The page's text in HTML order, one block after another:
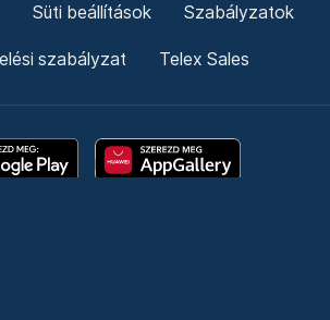
Süti beállítások Szabályzatok
szabályzat Telex Sales